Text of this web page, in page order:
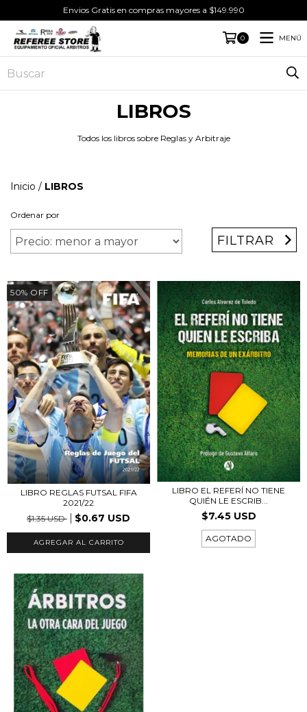
Envios Gratis en compras mayores a $149.990
0 MENÚ
LIBROS
Todos los libros sobre Reglas y Arbitraje
Inicio / LIBROS
Ordenar por
FILTRAR
50% OFF
LIBRO REGLAS FUTSAL FIFA
2021/22
$1.35 USD
$0.67 USD
LIBRO EL REFERÍ NO TIENE
QUIÉN LE ESCRIB...
$7.45 USD
AGOTADO